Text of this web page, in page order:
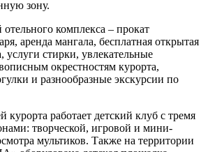
зону.
комплекса – прокат
аренда мангала, бесплатная открытая
услуги стирки, увлекательные
окрестностям курорта,
и разнообразные экскурсии по
курорта работает детский клуб с тремя
творческой, игровой и мини-
мультиков. Также на территории